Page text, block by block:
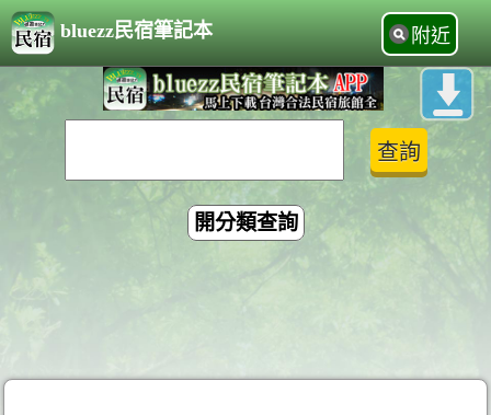
bluezz民宿筆記本 附近
開分類查詢